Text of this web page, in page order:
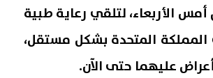
الأربعاء، لتلقي رعاية طبية
المملكة المتحدة بشكل مستقل،
عليهما حتى الآن.
مصر
محمد صلاح يبدأ مشواره مع طرابزون
سبور.. اعرف موعد ظهوره الأول